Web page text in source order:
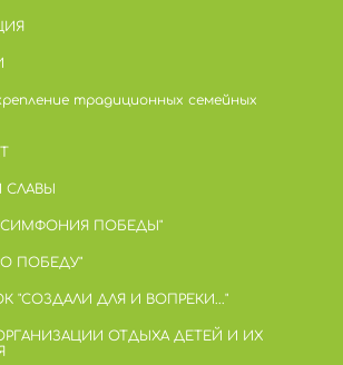
традиционных семейных
ПОБЕДЫ"
ПОБЕДУ"
"СОЗДАЛИ ДЛЯ И ВОПРЕКИ..."
ОТДЫХА ДЕТЕЙ И ИХ